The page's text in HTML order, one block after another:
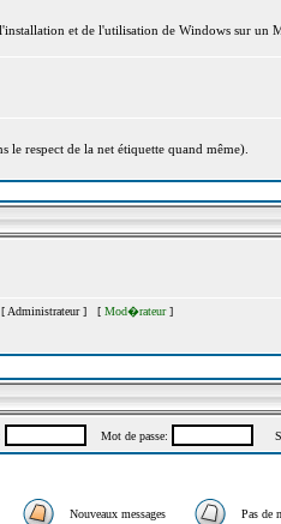
et de l'utilisation de Windows sur
respect de la net étiquette quand même).
Administrateur] [ Mod�rateur]
Mot de passe: Se
Nouveaux messages Pas de